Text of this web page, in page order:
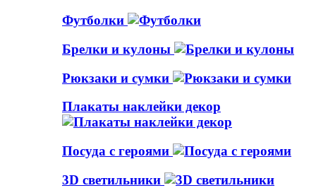
Футболки
Брелки и кулоны
Рюкзаки и сумки
Плакаты наклейки декор
Посуда с героями
3D светильники